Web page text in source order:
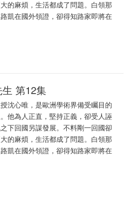
的麻煩，生活都成了問題。白領那
凱在國外領證，卻得知路家即將在
生 第12集
沈心唯，是歐洲學術界備受矚目的
他為人正直，堅持正義，卻受人誣
下回國另謀發展。不料剛一回國卻
的麻煩，生活都成了問題。白領那
凱在國外領證，卻得知路家即將在